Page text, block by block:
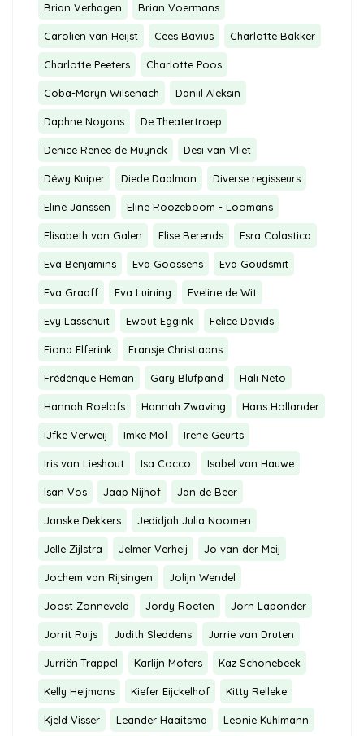
Brian Verhagen Brian Voermans
Carolien van Heijst Cees Bavius Charlotte Bakker
Charlotte Peeters Charlotte Poos
Coba-Maryn Wilsenach Daniil Aleksin
Daphne Noyons De Theatertroep
Denice Renee de Muynck Desi van Vliet
Déwy Kuiper Diede Daalman Diverse regisseurs
Eline Janssen Eline Roozeboom - Loomans
Elisabeth van Galen Elise Berends Esra Colastica
Eva Benjamins Eva Goossens Eva Goudsmit
Eva Graaff Eva Luining Eveline de Wit
Evy Lasschuit Ewout Eggink Felice Davids
Fiona Elferink Fransje Christiaans
Frédérique Héman Gary Blufpand Hali Neto
Hannah Roelofs Hannah Zwaving Hans Hollander
IJfke Verweij Imke Mol Irene Geurts
Iris van Lieshout Isa Cocco Isabel van Hauwe
Isan Vos Jaap Nijhof Jan de Beer
Janske Dekkers Jedidjah Julia Noomen
Jelle Zijlstra Jelmer Verheij Jo van der Meij
Jochem van Rijsingen Jolijn Wendel
Joost Zonneveld Jordy Roeten Jorn Laponder
Jorrit Ruijs Judith Sleddens Jurrie van Druten
Jurriën Trappel Karlijn Mofers Kaz Schonebeek
Kelly Heijmans Kiefer Eijckelhof Kitty Relleke
Kjeld Visser Leander Haaitsma Leonie Kuhlmann